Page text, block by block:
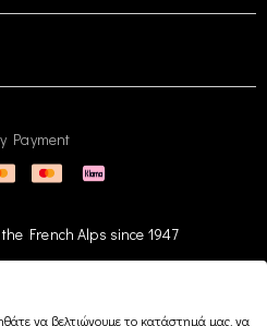
Payment
French Alps since 1947
να βελτιώνουμε το κατάστημά μας, να